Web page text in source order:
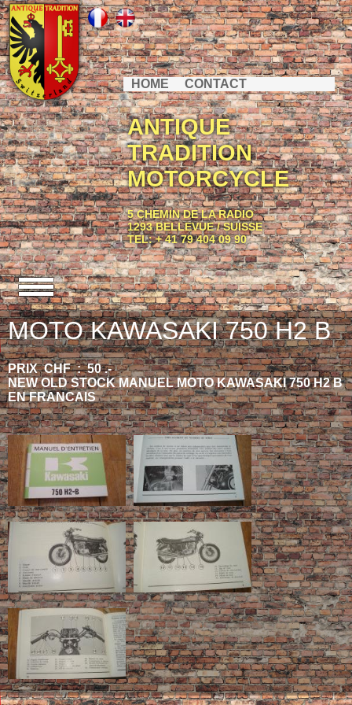
HOME CONTACT
ANTIQUE
TRADITION
MOTORCYCLE
5 CHEMIN DE LA RADIO
1293 BELLEVUE / SUISSE
TEL: + 41 79 404 09 90
MOTO KAWASAKI 750 H2 B
PRIX CHF : 50 .-
NEW OLD STOCK MANUEL MOTO KAWASAKI 750 H2 B
EN FRANCAIS